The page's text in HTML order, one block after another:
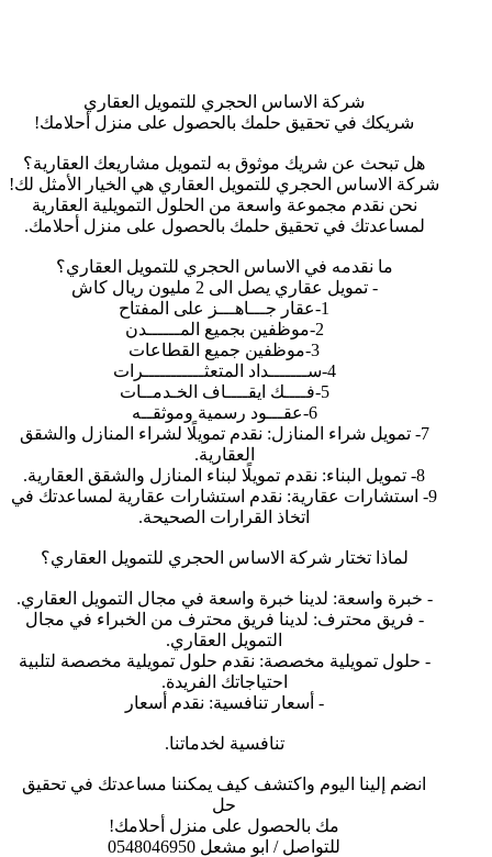
شركة الاساس الحجري للتمويل العقاري
شريكك في تحقيق حلمك بالحصول على منزل أحلامك!
هل تبحث عن شريك موثوق به لتمويل مشاريعك العقارية؟
شركة الاساس الحجري للتمويل العقاري هي الخيار الأمثل لك!
نحن نقدم مجموعة واسعة من الحلول التمويلية العقارية
لمساعدتك في تحقيق حلمك بالحصول على منزل أحلامك.
ما نقدمه في الاساس الحجري للتمويل العقاري؟
- تمويل عقاري يصل الى 2 مليون ريال كاش
1-عقار جـــاهـــز على المفتاح
2-موظفين بجميع المــــــدن
3-موظفين جميع القطاعات
4-ســـــــداد المتعثـــــــــــرات
5-فــــك ايقــــاف الخـدمــات
6-عقـــود رسمية وموثقــه
7- تمويل شراء المنازل: نقدم تمويلًا لشراء المنازل والشقق
العقارية.
8- تمويل البناء: نقدم تمويلًا لبناء المنازل والشقق العقارية.
9- استشارات عقارية: نقدم استشارات عقارية لمساعدتك في
اتخاذ القرارات الصحيحة.
لماذا تختار شركة الاساس الحجري للتمويل العقاري؟
- خبرة واسعة: لدينا خبرة واسعة في مجال التمويل العقاري.
- فريق محترف: لدينا فريق محترف من الخبراء في مجال
التمويل العقاري.
- حلول تمويلية مخصصة: نقدم حلول تمويلية مخصصة لتلبية
احتياجاتك الفريدة.
- أسعار تنافسية: نقدم أسعار
تنافسية لخدماتنا.
انضم إلينا اليوم واكتشف كيف يمكننا مساعدتك في تحقيق
حل
مك بالحصول على منزل أحلامك!
للتواصل / ابو مشعل 0548046950